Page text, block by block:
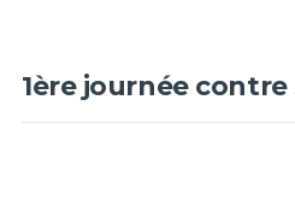
1ère journée contre